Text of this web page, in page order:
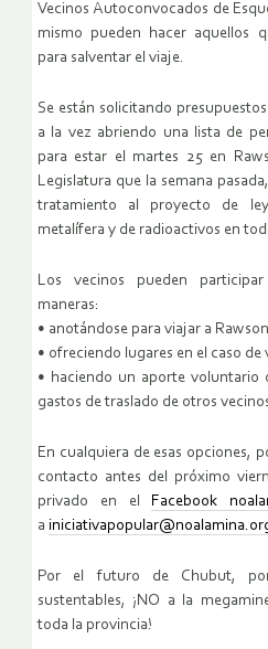
Vecinos Autoconvocados de
mismo pueden hacer aquellos
para salventar el viaje.
Se están solicitando
a la vez abriendo una lista de
para estar el martes 25 en
Legislatura que la semana
tratamiento al proyecto de
metalífera y de radioactivos en
Los vecinos pueden
maneras:
• anotándose para viajar a
• ofreciendo lugares en el caso de
• haciendo un aporte voluntario
gastos de traslado de otros
En cualquiera de esas opciones,
contacto antes del próximo
privado en el Facebook
a
Por el futuro de Chubut,
sustentables, ¡NO a la
toda la provincia!